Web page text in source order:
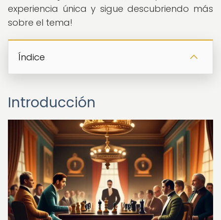
experiencia única y sigue descubriendo más
sobre el tema!
Índice
Introducción